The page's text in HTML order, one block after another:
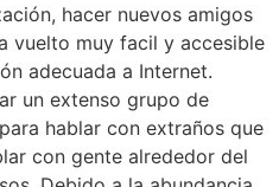
hacer nuevos amigos
vuelto muy facil y accesible
adecuada a Internet.
un extenso grupo de
hablar con extraños que
con gente alrededor del